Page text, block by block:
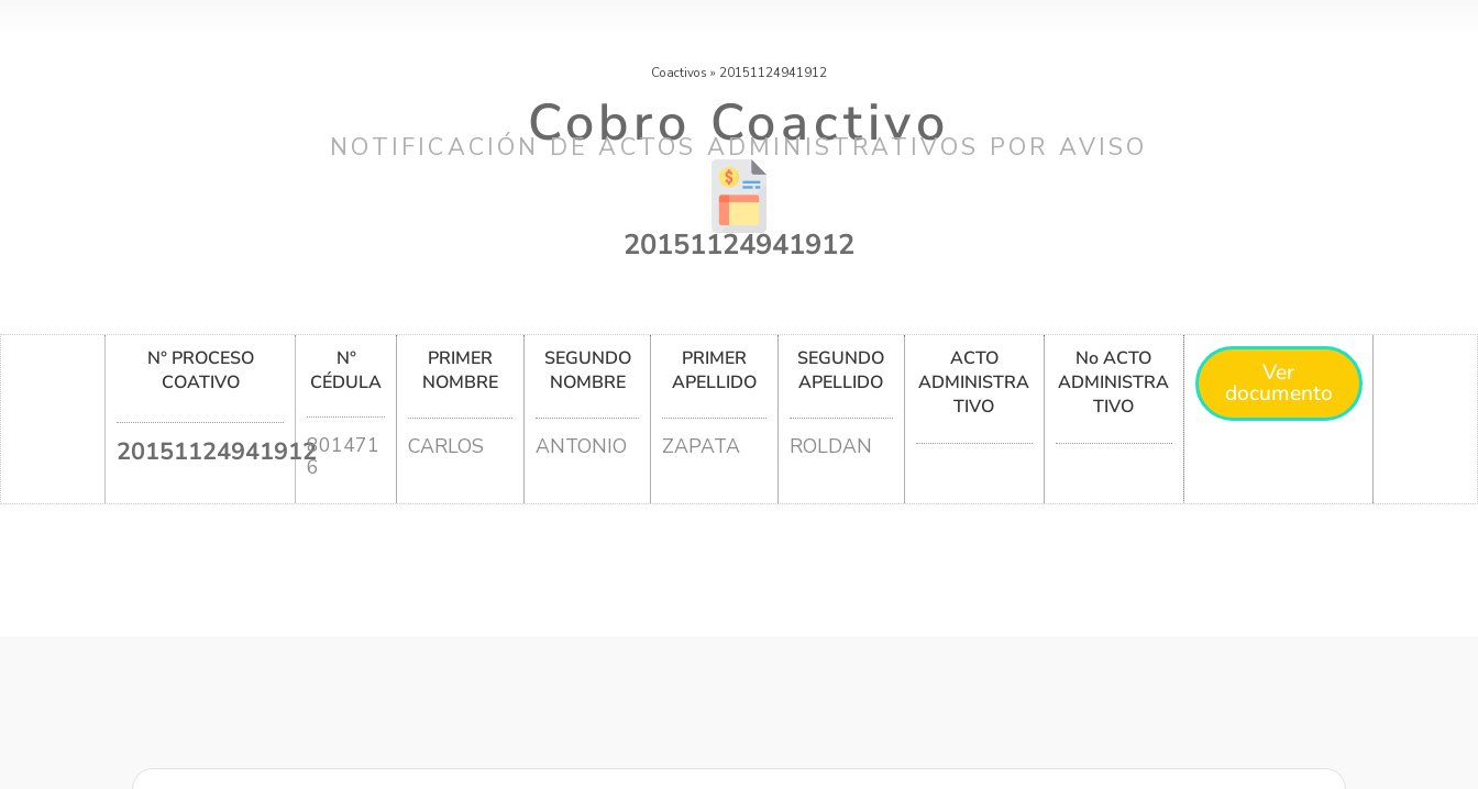
Coactivos » 20151124941912
Cobro Coactivo
NOTIFICACIÓN DE ACTOS ADMINISTRATIVOS POR AVISO
20151124941912
N° PROCESO
COATIVO
20151124941912
N°
CÉDULA
801471
6
PRIMER
NOMBRE
CARLOS
SEGUNDO
NOMBRE
ANTONIO
PRIMER
APELLIDO
ZAPATA
SEGUNDO
APELLIDO
ROLDAN
ACTO
ADMINISTRA
TIVO
No ACTO
ADMINISTRA
TIVO
Ver
documento